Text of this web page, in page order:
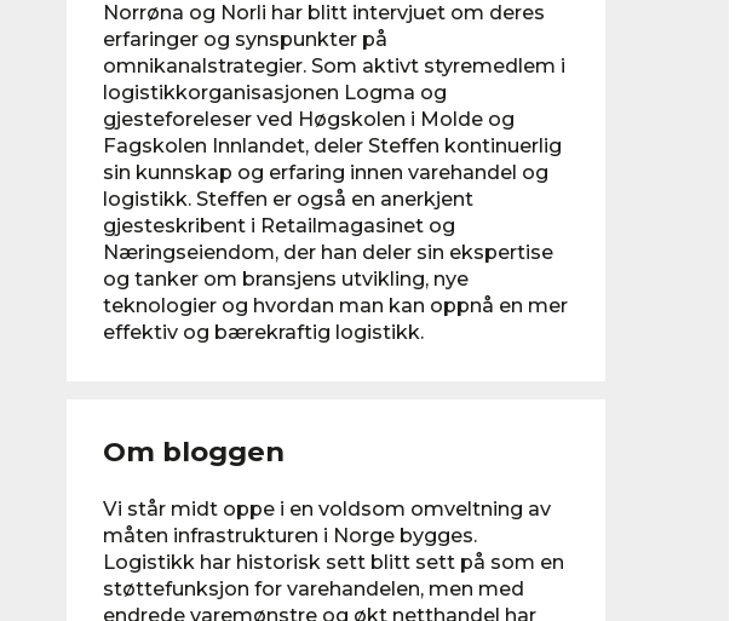
Norrøna og Norli har blitt intervjuet om deres
erfaringer og synspunkter på
omnikanalstrategier. Som aktivt styremedlem i
logistikkorganisasjonen Logma og
gjesteforeleser ved Høgskolen i Molde og
Fagskolen Innlandet, deler Steffen kontinuerlig
sin kunnskap og erfaring innen varehandel og
logistikk. Steffen er også en anerkjent
gjesteskribent i Retailmagasinet og
Næringseiendom, der han deler sin ekspertise
og tanker om bransjens utvikling, nye
teknologier og hvordan man kan oppnå en mer
effektiv og bærekraftig logistikk.
Om bloggen
Vi står midt oppe i en voldsom omveltning av
måten infrastrukturen i Norge bygges.
Logistikk har historisk sett blitt sett på som en
støttefunksjon for varehandelen, men med
endrede varemønstre og økt netthandel har